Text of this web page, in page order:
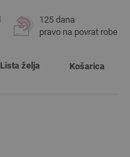
125 dana
pravo na povrat robe
Lista želja Košarica